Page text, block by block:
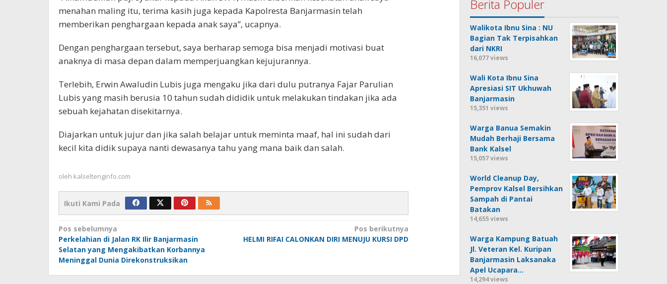
menahan maling itu, terima kasih juga kepada Kapolresta Banjarmasin telah
memberikan penghargaan kepada anak saya”, ucapnya.
Dengan penghargaan tersebut, saya berharap semoga bisa menjadi motivasi buat
anaknya di masa depan dalam memperjuangkan kejujurannya.
Terlebih, Erwin Awaludin Lubis juga mengaku jika dari dulu putranya Fajar Parulian
Lubis yang masih berusia 10 tahun sudah dididik untuk melakukan tindakan jika ada
sebuah kejahatan disekitarnya.
Diajarkan untuk jujur dan jika salah belajar untuk meminta maaf, hal ini sudah dari
kecil kita didik supaya nanti dewasanya tahu yang mana baik dan salah.
oleh kalseltenginfo.com
Ikuti Kami Pada
Navigasi
pos
Pos sebelumnya
Perkelahian di Jalan RK Ilir Banjarmasin
Selatan yang Mengakibatkan Korbannya
Meninggal Dunia Direkonstruksikan
Pos berikutnya
HELMI RIFAI CALONKAN DIRI MENUJU KURSI DPD
Berita Populer
Walikota Ibnu Sina : NU
Bagian Tak Terpisahkan
dari NKRI
16,077 views
Wali Kota Ibnu Sina
Apresiasi SIT Ukhuwah
Banjarmasin
15,351 views
Warga Banua Semakin
Mudah Berhaji Bersama
Bank Kalsel
15,057 views
World Cleanup Day,
Pemprov Kalsel Bersihkan
Sampah di Pantai
Batakan
14,655 views
Warga Kampung Batuah
Jl. Veteran Kel. Kuripan
Banjarmasin Laksanaka
Apel Ucapara…
14,294 views